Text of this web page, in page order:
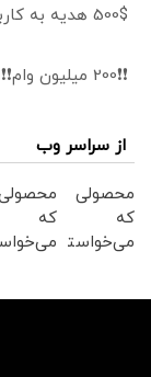
500$ هدیه به کاربران جدید،ثبت نام کن
❗❗200 میلیون وام❗❗ فقط با احراز هویت
از سراسر وب
محصولی
که
می‌خواستی
که